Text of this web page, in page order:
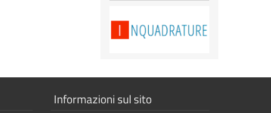
Mostra
Informazioni sul sito